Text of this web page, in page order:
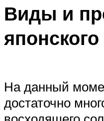
МЕНЮ
Виды и
На данный
достаточно